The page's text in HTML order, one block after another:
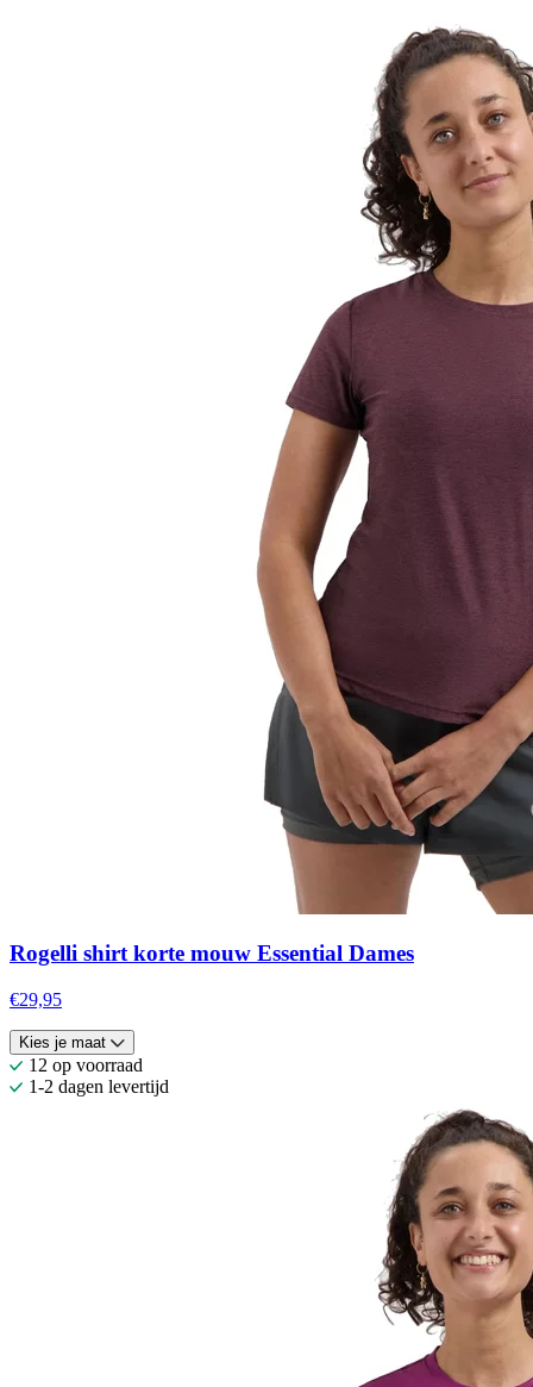
Rogelli shirt korte mouw Essential Dames
€29,95
Kies je maat
12 op voorraad
1-2 dagen levertijd